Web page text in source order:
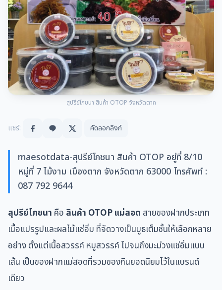
สุปรีย์โภชนา สินค้า OTOP จังหวัดตาก
แชร์: คัดลอกลิงก์
maesotdata-สุปรีย์โภชนา สินค้า OTOP อยู่ที่ 8/10
หมู่ที่ 7 ไม้งาม เมืองตาก จังหวัดตาก 63000 โทรศัพท์ :
087 792 9644
สุปรีย์โภชนา คือ สินค้า OTOP แม่สอด สายของฝากประเภท
เนื้อแปรรูปและผลไม้แช่อิ่ม ที่จัดวางเป็นบูธเต็มชั้นให้เลือกหลาย
อย่าง ตั้งแต่เนื้อสวรรค์ หมูสวรรค์ ไปจนถึงมะม่วงแช่อิ่มแบบ
เส้น เป็นของฝากแม่สอดที่รวมของกินยอดนิยมไว้ในแบรนด์
เดียว